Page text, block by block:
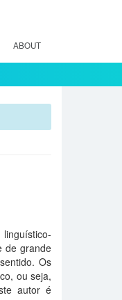
ABOUT
de grande
Os
ou seja,
autor é